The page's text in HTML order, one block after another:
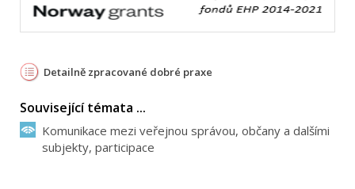
Detailně zpracované dobré praxe
Související témata ...
Komunikace mezi veřejnou správou, občany a dalšími
subjekty, participace